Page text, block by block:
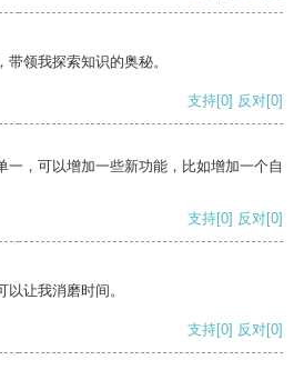
领我探索知识的奥秘。
支持[0] 反对[0]
一，可以增加一些新功能，比如增加一个自
支持[0] 反对[0]
让我消磨时间。
支持[0] 反对[0]